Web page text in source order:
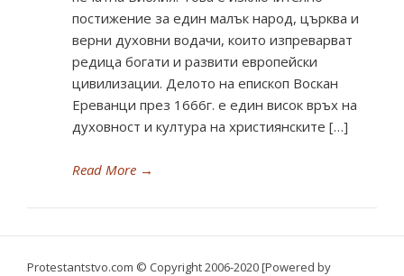
постижение за един малък народ, църква и
верни духовни водачи, които изпреварват
редица богати и развити европейски
цивилизации. Делото на епископ Воскан
Ереванци през 1666г. е един висок връх на
духовност и култура на християнските […]
Read More →
Protestantstvo.com © Copyright 2006-2020 [Powered by